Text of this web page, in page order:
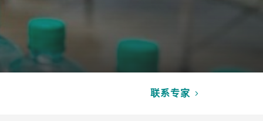
查看所有产品
联系专家